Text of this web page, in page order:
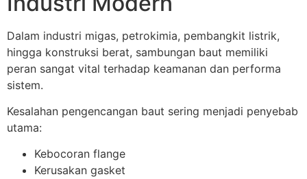
Dalam industri migas, petrokimia, pembangkit listrik,
hingga konstruksi berat, sambungan baut memiliki
peran sangat vital terhadap keamanan dan performa
sistem.
Kesalahan pengencangan baut sering menjadi penyebab
utama:
Kebocoran flange
Kerusakan gasket